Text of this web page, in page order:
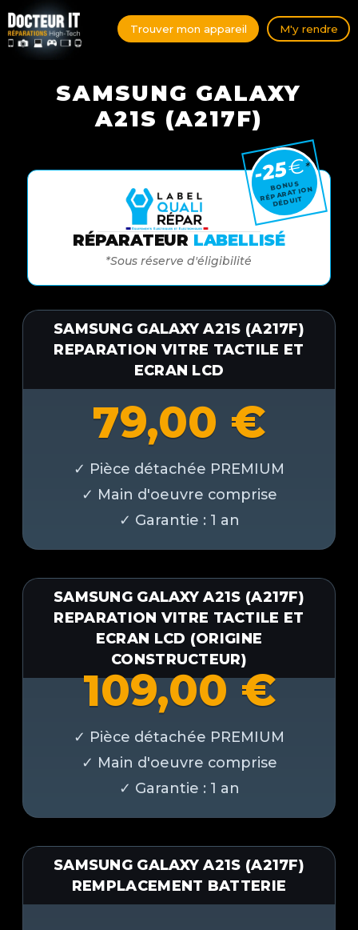
Trouver mon appareil M'y rendre
SAMSUNG GALAXY
A21S (A217F)
RÉPARATEUR LABELLISÉ
*Sous réserve d'éligibilité
-25€*
BONUS
RÉPARATION
DÉDUIT
SAMSUNG GALAXY A21S (A217F)
REPARATION VITRE TACTILE ET
ECRAN LCD
79,00 €
SAMSUNG GALAXY A21S (A217F)
REPARATION VITRE TACTILE ET
ECRAN LCD (ORIGINE
CONSTRUCTEUR)
109,00€
SAMSUNG GALAXY A21S (A217F)
REMPLACEMENT BATTERIE